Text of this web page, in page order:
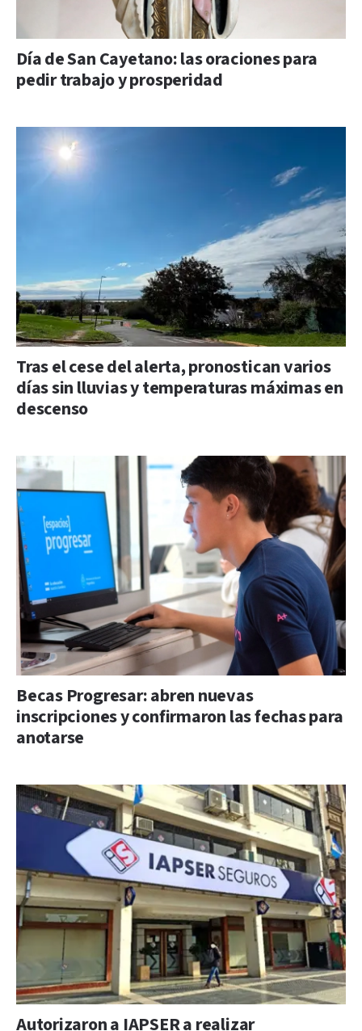
Día de San Cayetano: las oraciones para
pedir trabajo y prosperidad
Tras el cese del alerta, pronostican varios
días sin lluvias y temperaturas máximas en
descenso
Becas Progresar: abren nuevas
inscripciones y confirmaron las fechas para
anotarse
Autorizaron a IAPSER a realizar